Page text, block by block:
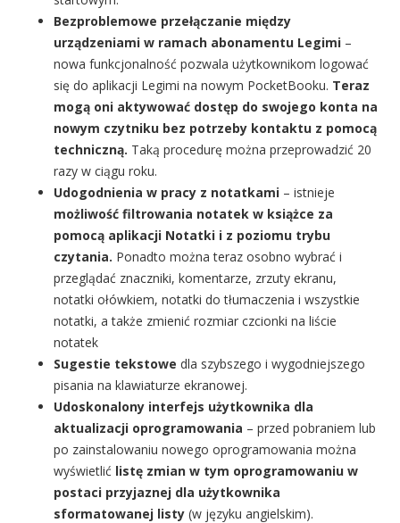
Bezproblemowe przełączanie między
urządzeniami w ramach abonamentu Legimi –
nowa funkcjonalność pozwala użytkownikom logować
się do aplikacji Legimi na nowym PocketBooku. Teraz
mogą oni aktywować dostęp do swojego konta na
nowym czytniku bez potrzeby kontaktu z pomocą
techniczną. Taką procedurę można przeprowadzić 20
razy w ciągu roku.
Udogodnienia w pracy z notatkami – istnieje
możliwość filtrowania notatek w książce za
pomocą aplikacji Notatki i z poziomu trybu
czytania. Ponadto można teraz osobno wybrać i
przeglądać znaczniki, komentarze, zrzuty ekranu,
notatki ołówkiem, notatki do tłumaczenia i wszystkie
notatki, a także zmienić rozmiar czcionki na liście
notatek
Sugestie tekstowe dla szybszego i wygodniejszego
pisania na klawiaturze ekranowej.
Udoskonalony interfejs użytkownika dla
aktualizacji oprogramowania – przed pobraniem lub
po zainstalowaniu nowego oprogramowania można
wyświetlić listę zmian w tym oprogramowaniu w
postaci przyjaznej dla użytkownika
sformatowanej listy (w języku angielskim).